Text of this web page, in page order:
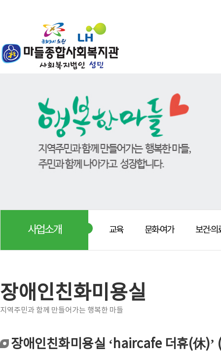
사업소개 교육 문화·여가 보건·의
장애인친화미용실
지역주민과 함께 만들어가는 행복한 마들
장애인친화미용실 ‘haircafe 더휴(休)’